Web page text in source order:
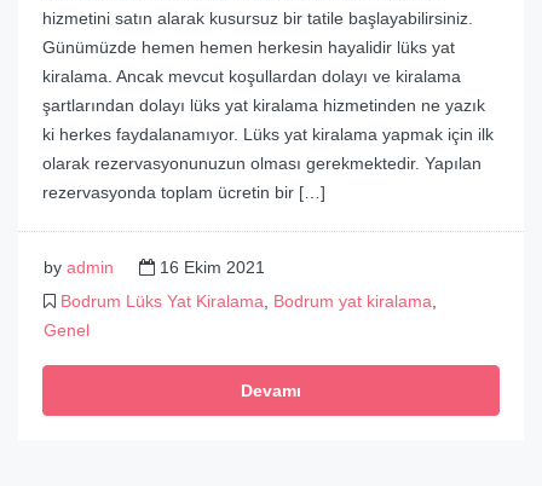
hizmetini satın alarak kusursuz bir tatile başlayabilirsiniz.
Günümüzde hemen hemen herkesin hayalidir lüks yat
kiralama. Ancak mevcut koşullardan dolayı ve kiralama
şartlarından dolayı lüks yat kiralama hizmetinden ne yazık
ki herkes faydalanamıyor. Lüks yat kiralama yapmak için ilk
olarak rezervasyonunuzun olması gerekmektedir. Yapılan
rezervasyonda toplam ücretin bir […]
by admin
16 Ekim 2021
Bodrum Lüks Yat Kiralama
Bodrum yat kiralama
Genel
Devamı